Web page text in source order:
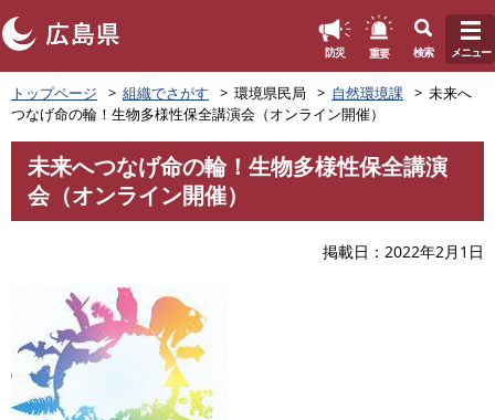
ペ
ー
の
で
防災 重要 検索 メニュー
トップページ 組織でさがす 環境県民局 自然環境課
未来へ
つなげ命の輪！生物多様性保全講演会（オンライン開催）
未来へつなげ命の輪！生物多様性保全講演
会（オンライン開催）
掲載日 2022年2月1日